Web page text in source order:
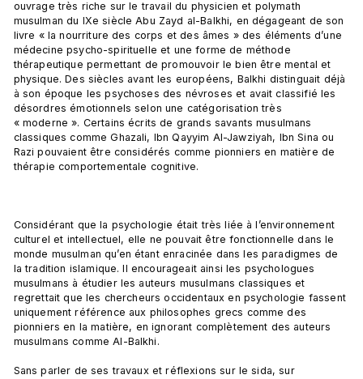
ouvrage très riche sur le travail du physicien et polymath
musulman du IXe siècle Abu Zayd al-Balkhi, en dégageant de son
livre « la nourriture des corps et des âmes » des éléments d’une
médecine psycho-spirituelle et une forme de méthode
thérapeutique permettant de promouvoir le bien être mental et
physique. Des siècles avant les européens, Balkhi distinguait déjà
à son époque les psychoses des névroses et avait classifié les
désordres émotionnels selon une catégorisation très
« moderne ». Certains écrits de grands savants musulmans
classiques comme Ghazali, Ibn Qayyim Al-Jawziyah, Ibn Sina ou
Razi pouvaient être considérés comme pionniers en matière de
thérapie comportementale cognitive.
Considérant que la psychologie était très liée à l’environnement
culturel et intellectuel, elle ne pouvait être fonctionnelle dans le
monde musulman qu’en étant enracinée dans les paradigmes de
la tradition islamique. Il encourageait ainsi les psychologues
musulmans à étudier les auteurs musulmans classiques et
regrettait que les chercheurs occidentaux en psychologie fassent
uniquement référence aux philosophes grecs comme des
pionniers en la matière, en ignorant complètement des auteurs
musulmans comme Al-Balkhi.
Sans parler de ses travaux et réflexions sur le sida, sur